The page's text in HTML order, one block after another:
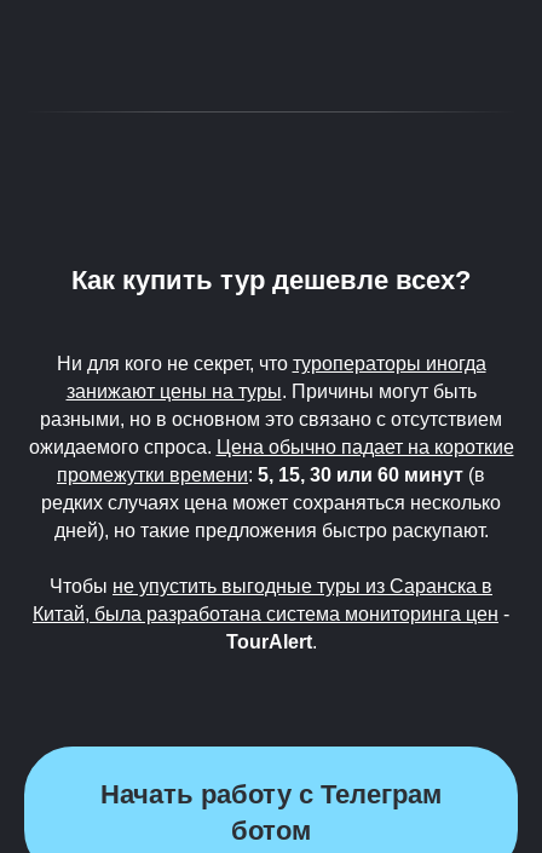
Как купить тур дешевле всех?
Ни для кого не секрет, что туроператоры иногда
занижают цены на туры. Причины могут быть
разными, но в основном это связано с отсутствием
ожидаемого спроса. Цена обычно падает на короткие
промежутки времени: 5, 15, 30 или 60 минут (в
редких случаях цена может сохраняться несколько
дней), но такие предложения быстро раскупают.
Чтобы не упустить выгодные туры из Саранска в
Китай, была разработана система мониторинга цен -
TourAlert.
Начать работу с Телеграм
ботом